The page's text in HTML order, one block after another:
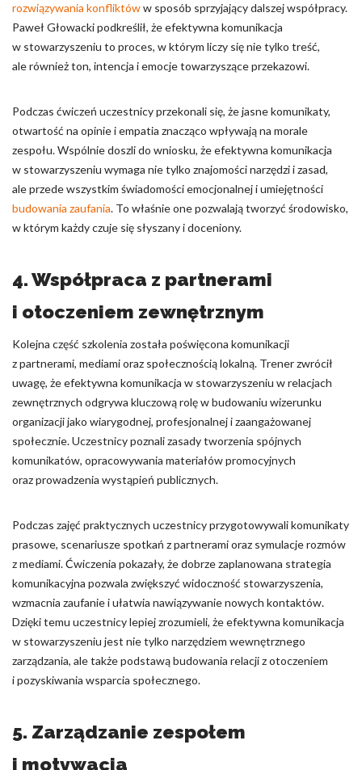
rozwiązywania konfliktóww sposób sprzyjający dalszej współpracy.
Paweł Głowacki podkreślił, że efektywna komunikacja
w stowarzyszeniu to proces, w którym liczy się nie tylko treść,
ale również ton, intencja i emocje towarzyszące przekazowi.
Podczas ćwiczeń uczestnicy przekonali się, że jasne komunikaty,
otwartość na opinie i empatia znacząco wpływają na morale
zespołu. Wspólnie doszli do wniosku, że efektywna komunikacja
w stowarzyszeniu wymaga nie tylko znajomości narzędzi i zasad,
ale przede wszystkim świadomości emocjonalnej i umiejętności
budowania zaufania. To właśnie one pozwalają tworzyć środowisko,
w którym każdy czuje się słyszany i doceniony.
4. Współpraca z partnerami
i otoczeniem zewnętrznym
Kolejna część szkolenia została poświęcona komunikacji
z partnerami, mediami oraz społecznością lokalną. Trener zwrócił
uwagę, że efektywna komunikacja w stowarzyszeniu w relacjach
zewnętrznych odgrywa kluczową rolę w budowaniu wizerunku
organizacji jako wiarygodnej, profesjonalnej i zaangażowanej
społecznie. Uczestnicy poznali zasady tworzenia spójnych
komunikatów, opracowywania materiałów promocyjnych
oraz prowadzenia wystąpień publicznych.
Podczas zajęć praktycznych uczestnicy przygotowywali komunikaty
prasowe, scenariusze spotkań z partnerami oraz symulacje rozmów
z mediami. Ćwiczenia pokazały, że dobrze zaplanowana strategia
komunikacyjna pozwala zwiększyć widoczność stowarzyszenia,
wzmacnia zaufanie i ułatwia nawiązywanie nowych kontaktów.
Dzięki temu uczestnicy lepiej zrozumieli, że efektywna komunikacja
w stowarzyszeniu jest nie tylko narzędziem wewnętrznego
zarządzania, ale także podstawą budowania relacji z otoczeniem
i pozyskiwania wsparcia społecznego.
5. Zarządzanie zespołem
i motywacja